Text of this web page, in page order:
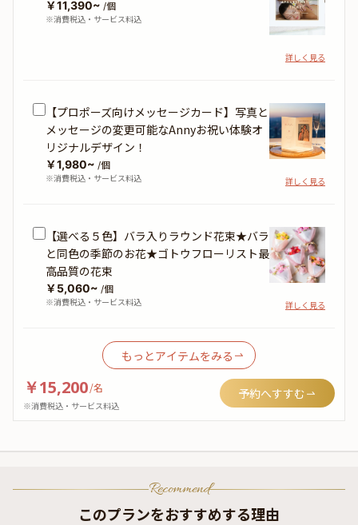
￥11,390~ /個
※消費税込・サービス料込
詳しく見る
【プロポーズ向けメッセージカード】写真と
メッセージの変更可能なAnnyお祝い体験オ
リジナルデザイン！
￥1,980~ /個
※消費税込・サービス料込
詳しく見る
【選べる５色】バラ入りラウンド花束★バラ
と同色の季節のお花★ゴトウフローリスト最
高品質の花束
￥5,060~ /個
※消費税込・サービス料込
詳しく見る
もっとアイテムをみる
￥15,200/名
※消費税込・サービス料込
予約へすすむ
Recommend
このプランをおすすめする理由